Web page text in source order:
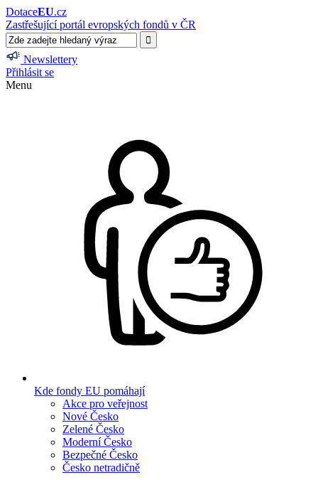
DotaceEU.cz
Zastřešující portál evropských fondů v ČR
Newslettery
Přihlásit se
Menu
Kde fondy EU pomáhají
Akce pro veřejnost
Nové Česko
Zelené Česko
Moderní Česko
Bezpečné Česko
Česko netradičně